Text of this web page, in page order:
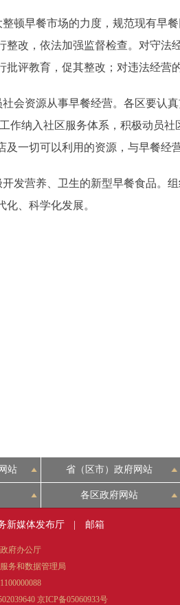
早餐市场的力度，规范现有早餐
整改，依法加强监督检查。对守法
批评教育，促其整改；对违法经营
资源从事早餐经营。各区要认真
作纳入社区服务体系，积极动员
及一切可以利用的资源，与早餐经
营养、卫生的新型早餐食品。组
化、科学化发展。
站 省（区市）政府网站
各区政府网站
新媒体发布厅 邮箱
府办公厅
务和数据管理局
京ICP备05060933号